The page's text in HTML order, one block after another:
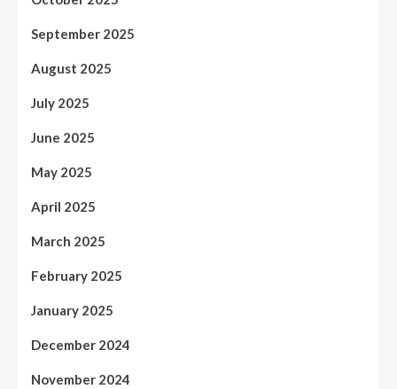
September 2025
August 2025
July 2025
June 2025
May 2025
April 2025
March 2025
February 2025
January 2025
December 2024
November 2024